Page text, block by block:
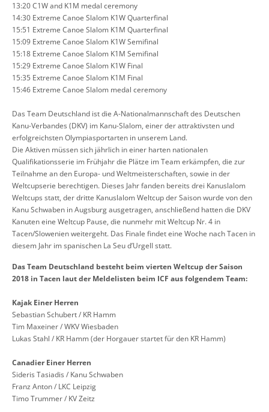
13:20 C1W and K1M medal ceremony
14:30 Extreme Canoe Slalom K1W Quarterfinal
15:51 Extreme Canoe Slalom K1M Quarterfinal
15:09 Extreme Canoe Slalom K1W Semifinal
15:18 Extreme Canoe Slalom K1M Semifinal
15:29 Extreme Canoe Slalom K1W Final
15:35 Extreme Canoe Slalom K1M Final
15:46 Extreme Canoe Slalom medal ceremony
Das Team Deutschland ist die A-Nationalmannschaft des Deutschen
Kanu-Verbandes (DKV) im Kanu-Slalom, einer der attraktivsten und
erfolgreichsten Olympiasportarten in unserem Land.
Die Aktiven müssen sich jährlich in einer harten nationalen
Qualifikationsserie im Frühjahr die Plätze im Team erkämpfen, die zur
Teilnahme an den Europa- und Weltmeisterschaften, sowie in der
Weltcupserie berechtigen. Dieses Jahr fanden bereits drei Kanuslalom
Weltcups statt, der dritte Kanuslalom Weltcup der Saison wurde von den
Kanu Schwaben in Augsburg ausgetragen, anschließend hatten die DKV
Kanuten eine Weltcup Pause, die nunmehr mit Weltcup Nr. 4 in
Tacen/Slowenien weitergeht. Das Finale findet eine Woche nach Tacen in
diesem Jahr im spanischen La Seu d’Urgell statt.
Das Team Deutschland besteht beim vierten Weltcup der Saison
2018 in Tacen laut der Meldelisten beim ICF aus folgendem Team:
Kajak Einer Herren
Sebastian Schubert / KR Hamm
Tim Maxeiner / WKV Wiesbaden
Lukas Stahl / KR Hamm (der Horgauer startet für den KR Hamm)
Canadier Einer Herren
Sideris Tasiadis / Kanu Schwaben
Franz Anton / LKC Leipzig
Timo Trummer / KV Zeitz